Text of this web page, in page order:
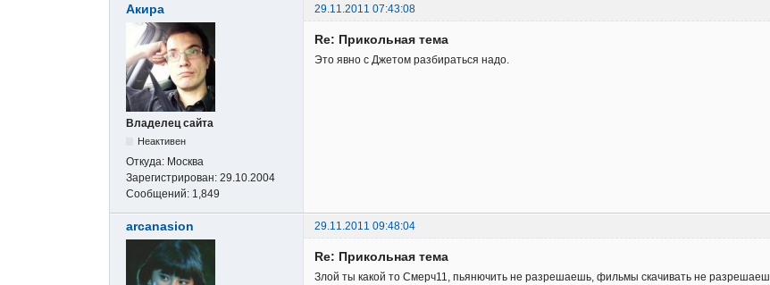
Акира 29.11.2011 07:43:08
Владелец сайта
Неактивен
Откуда: Москва
Зарегистрирован: 29.10.2004
Сообщений: 1,849
Re: Прикольная тема
Это явно с Джетом разбираться надо.
arcanasion 29.11.2011 09:48:04
Re: Прикольная тема
Злой ты какой то Смерч11, пьянючить не разрешаешь, фильмы скачивать не